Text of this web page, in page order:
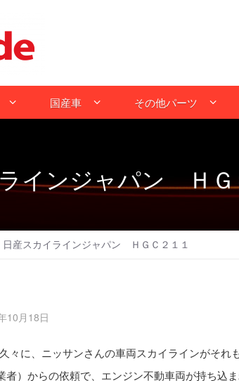
国産車 その他パーツ
インジャパン ＨＧ
日産スカイラインジャパン ＨＧＣ２１１
10月18日
久々に、ニッサンさんの車両スカイラインがそれ
）からの依頼で、エンジン不動車両が持ち込ま